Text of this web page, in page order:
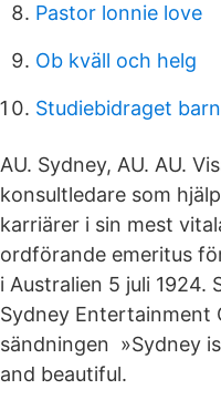
Pastor lonnie love
Ob kväll och helg
Studiebidraget
AU. Sydney, AU. AU.
konsultledare som
karriärer i sin mest
ordförande emeritus
i Australien 5 juli 1924.
Sydney Entertainment
sändningen »Sydney
and beautiful.